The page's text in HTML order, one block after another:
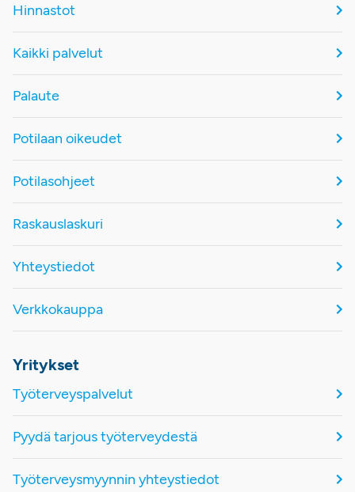
Hinnastot
Kaikki palvelut
Palaute
Potilaan oikeudet
Potilasohjeet
Raskauslaskuri
Yhteystiedot
Verkkokauppa
Yritykset
Työterveyspalvelut
Pyydä tarjous työterveydestä
Työterveysmyynnin yhteystiedot